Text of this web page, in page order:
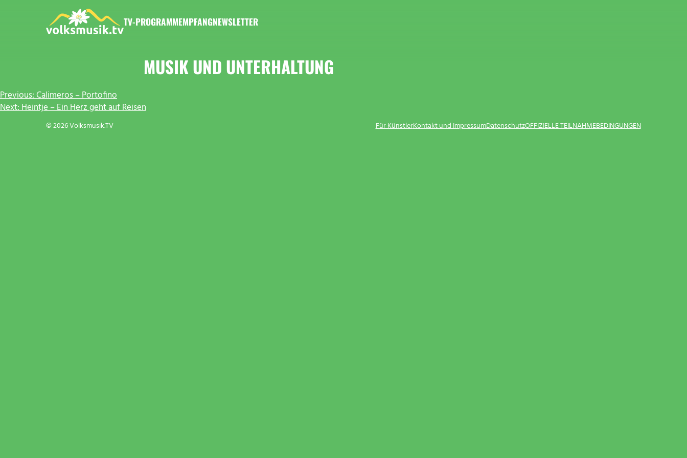
TV-PROGRAMMEMPFANGNEWSLETTER
MUSIK UND UNTERHALTUNG
BEITRAGSNAVIGATION
Previous:Calimeros – Portofino
Next:Heintje – Ein Herz geht auf Reisen
© 2026 Volksmusik.TV Für KünstlerKontakt und ImpressumDatenschutzOFFIZIELLE TEILNAHMEBEDINGUNGEN